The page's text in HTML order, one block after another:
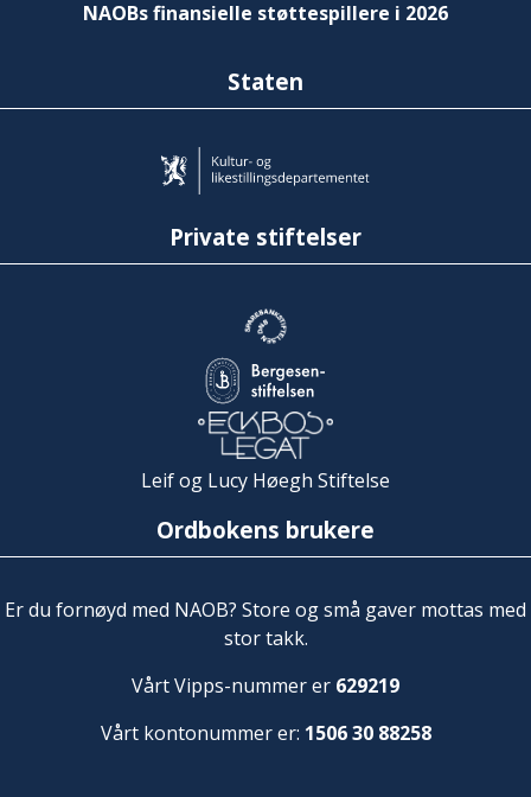
NAOBs finansielle støttespillere i 2026
Staten
Private stiftelser
Leif og Lucy Høegh Stiftelse
Ordbokens brukere
Er du fornøyd med NAOB? Store og små gaver mottas med
stor takk.
Vårt Vipps-nummer er 629219
Vårt kontonummer er: 1506 30 88258